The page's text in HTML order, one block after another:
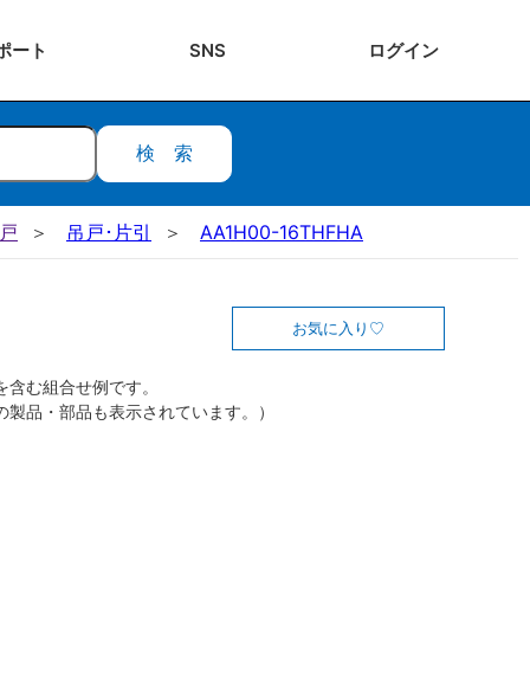
ート SNS ログイン
検索
吊戸･片引 AA1H00-16THFHA
お気に入り
む組合せ例です。
製品・部品も表示されています。）